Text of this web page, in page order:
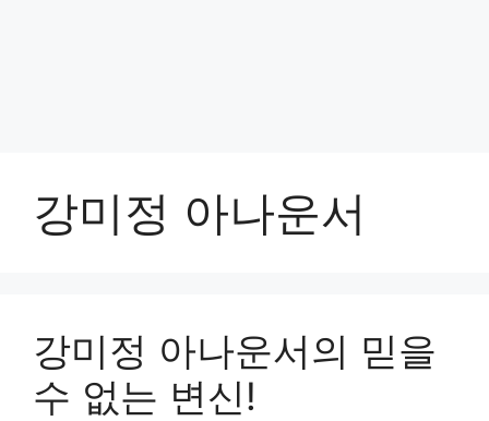
강미정 아나운서
강미정 아나운서의 믿을
수 없는 변신!